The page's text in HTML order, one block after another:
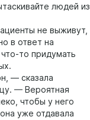
людей из
не выживут,
в ответ на
то придумать
— сказала
— Вероятная
чтобы у него
уже отдавала